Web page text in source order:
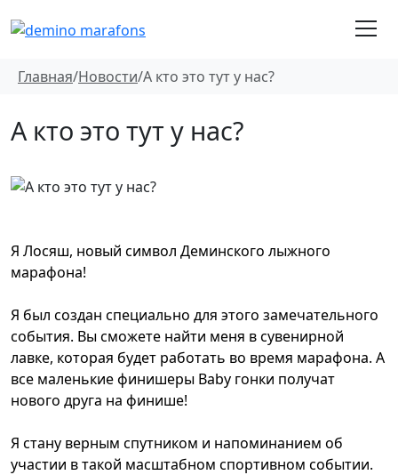
Главная/Новости/А кто это тут у нас?
А кто это тут у нас?
Я Лосяш, новый символ Деминского лыжного
марафона!
Я был создан специально для этого замечательного
события. Вы сможете найти меня в сувенирной
лавке, которая будет работать во время марафона. А
все маленькие финишеры Baby гонки получат
нового друга на финише!
Я стану верным спутником и напоминанием об
участии в такой масштабном спортивном событии.